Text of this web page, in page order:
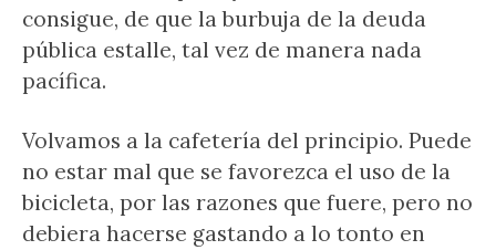
consigue, de que la burbuja de la deuda
pública estalle, tal vez de manera nada
pacífica.
Volvamos a la cafetería del principio. Puede
no estar mal que se favorezca el uso de la
bicicleta, por las razones que fuere, pero no
debiera hacerse gastando a lo tonto en